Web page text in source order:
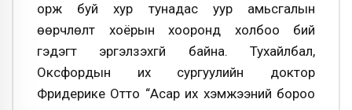
орж буй хур тунадас уур амьсгалын
өөрчлөлт хоёрын хооронд холбоо бий
гэдэгт эргэлзэхгүй байна. Тухайлбал,
Оксфордын их сургуулийн доктор
Фридерике Отто “Асар их хэмжээний бороо